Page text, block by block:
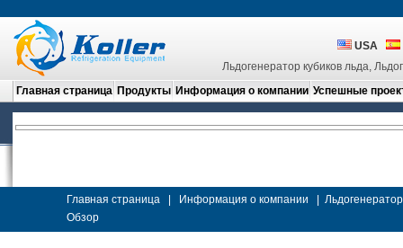
USA
Льдогенератор кубиков льда,
Главная страница Продукты Информация о компании Успешные
Главная страница Информация о компании
Обзор